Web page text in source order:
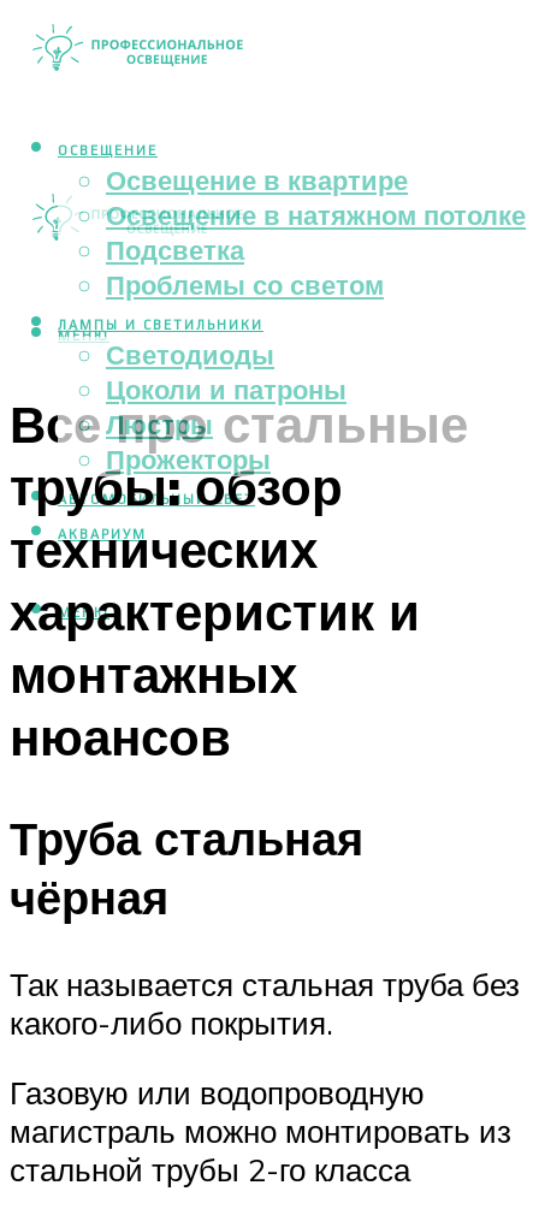
ОСВЕЩЕНИЕ
Освещение в квартире
Освещение в натяжном потолке
Подсветка
Проблемы со светом
ЛАМПЫ И СВЕТИЛЬНИКИ
Светодиоды
Цоколи и патроны
Люстры
Прожекторы
АВТОМОБИЛЬНЫЙ СВЕТ
АКВАРИУМ
МЕНЮ
МЕНЮ
Все про стальные
трубы: обзор
технических
характеристик и
монтажных
нюансов
Труба стальная
чёрная
Так называется стальная труба без
какого-либо покрытия.
Газовую или водопроводную
магистраль можно монтировать из
стальной трубы 2-го класса